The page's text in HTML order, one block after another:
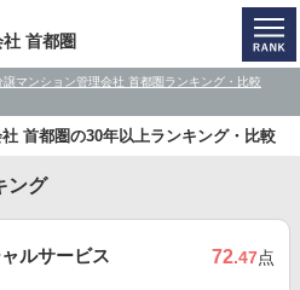
首都圏
譲マンション管理会社 首都圏ランキング・比較
首都圏の30年以上ランキング・比較
ング
ルサービス 72.47点